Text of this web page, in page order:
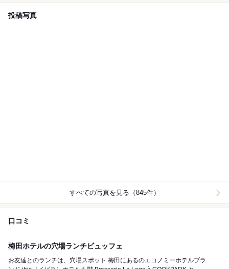
投稿写真
すべての写真を見る（845件）
口コミ
梅田ホテルの穴場ランチビュッフェ
お友達とのランチは、穴場スポット️ 梅田にあるのエコノミーホテルブラ